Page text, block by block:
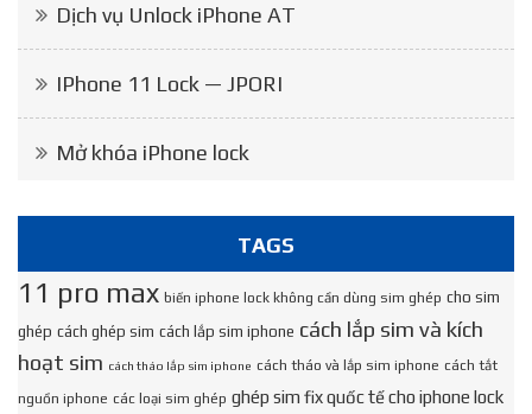
Dịch vụ Unlock iPhone AT
IPhone 11 Lock — JPORI
Mở khóa iPhone lock
TAGS
11 pro max biến iphone lock không cần dùng sim ghép cho sim
ghép cách ghép sim cách lắp sim iphone cách lắp sim và kích
hoạt sim cách tháo lắp sim iphone cách tháo và lắp sim iphone cách tắt
nguồn iphone các loại sim ghép ghép sim fix quốc tế cho iphone lock